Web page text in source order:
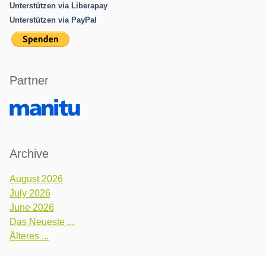
Unterstützen via Liberapay
Unterstützen via PayPal
Partner
Archive
August 2026
July 2026
June 2026
Das Neueste ...
Älteres ...